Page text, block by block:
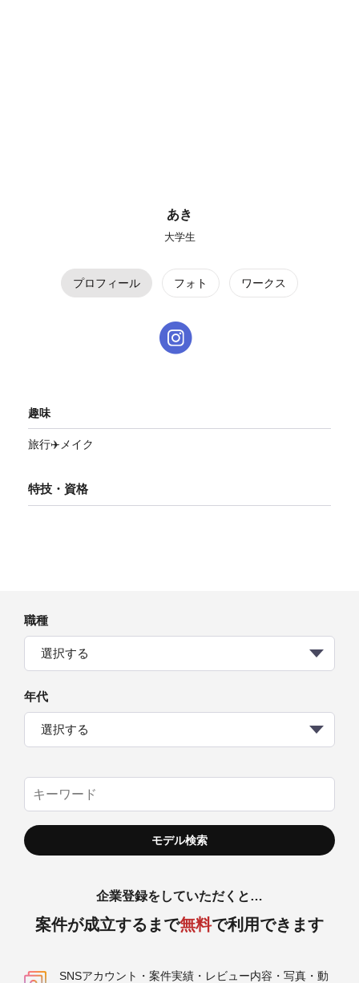
あき
大学生
プロフィール フォト ワークス
趣味
旅行✈️メイク
特技・資格
職種
選択する
年代
選択する
企業登録をしていただくと…
案件が成立するまで無料で利用できます
SNSアカウント・案件実績・レビュー内容・写真・動